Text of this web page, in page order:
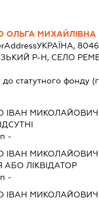
ОЛЬГА МИХАЙЛІВНА
УКРАЇНА,
Р-Н, СЕЛО
до статутного фонду
ІВАН МИКОЛАЙОВИЧ
-
ІВАН МИКОЛАЙОВИЧ
ЛІКВІДАТОР
-
ІВАН МИКОЛАЙОВИЧ